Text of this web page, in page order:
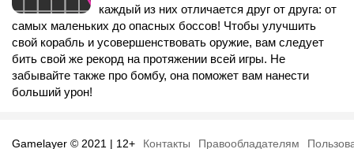
каждый из них отличается друг от друга: от
самых маленьких до опасных боссов! Чтобы улучшить
свой корабль и усовершенствовать оружие, вам следует
бить свой же рекорд на протяжении всей игры. Не
забывайте также про бомбу, она поможет вам нанести
больший урон!
Gamelayer © 2021 | 12+ Контакты Правообладателям